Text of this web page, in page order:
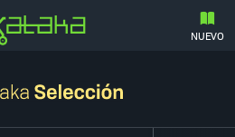
NUEVO